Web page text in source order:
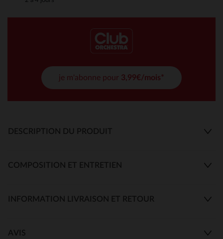
je m'abonne pour 3,99€/mois*
DESCRIPTION DU PRODUIT
COMPOSITION ET ENTRETIEN
INFORMATION LIVRAISON ET RETOUR
AVIS